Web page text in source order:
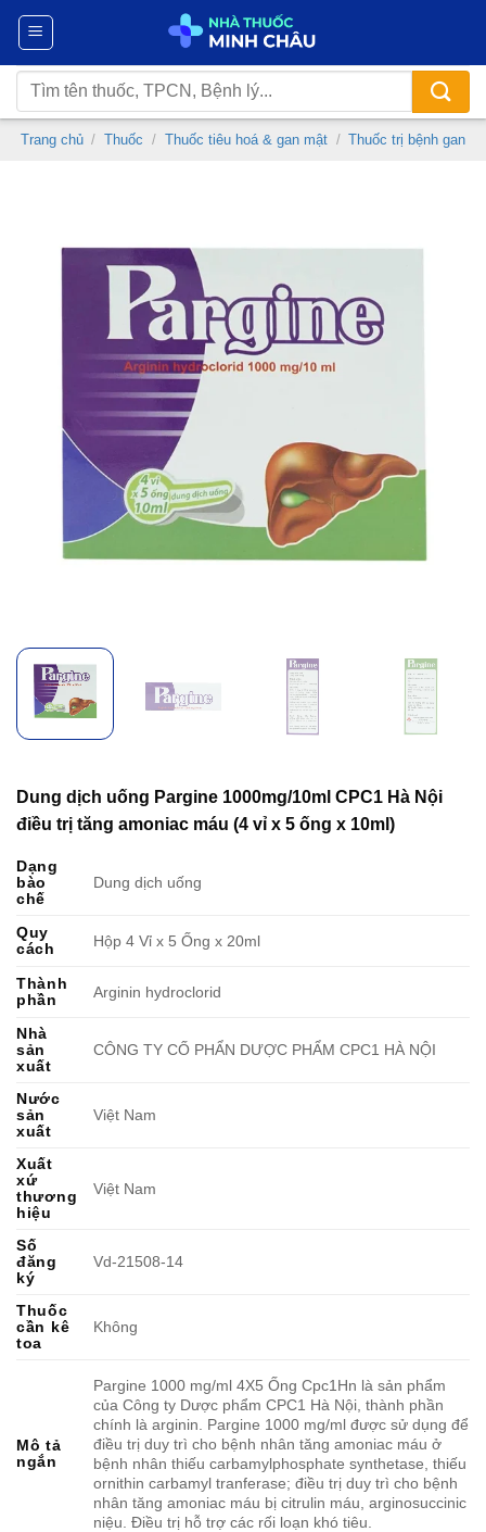
Chuyển
nội
dung
Tìm
kiếm:
Trang chủ / Thuốc / Thuốc tiêu hoá & gan mật / Thuốc trị bệnh gan
Dung dịch uống Pargine 1000mg/10ml CPC1 Hà Nội
điều trị tăng amoniac máu (4 vỉ x 5 ống x 10ml)
Dạng
bào
chế
Dung dịch uống
Quy
cách
Hộp 4 Vỉ x 5 Ống x 20ml
Thành
phần
Arginin hydroclorid
Nhà
sản
xuất
CÔNG TY CỐ PHẨN DƯỢC PHẨM CPC1 HÀ NỘI
Nước
sản
xuất
Việt Nam
Xuất
xứ
thương
hiệu
Việt Nam
Số
đăng
ký
Vd-21508-14
Thuốc
cần kê
toa
Không
Mô tả
ngắn
Pargine 1000 mg/ml 4X5 Ống Cpc1Hn là sản phẩm
của Công ty Dược phẩm CPC1 Hà Nội, thành phần
chính là arginin. Pargine 1000 mg/ml được sử dụng để
điều trị duy trì cho bệnh nhân tăng amoniac máu ở
bệnh nhân thiếu carbamylphosphate synthetase, thiếu
ornithin carbamyl tranferase; điều trị duy trì cho bệnh
nhân tăng amoniac máu bị citrulin máu, arginosuccinic
niệu. Điều trị hỗ trợ các rối loạn khó tiêu.